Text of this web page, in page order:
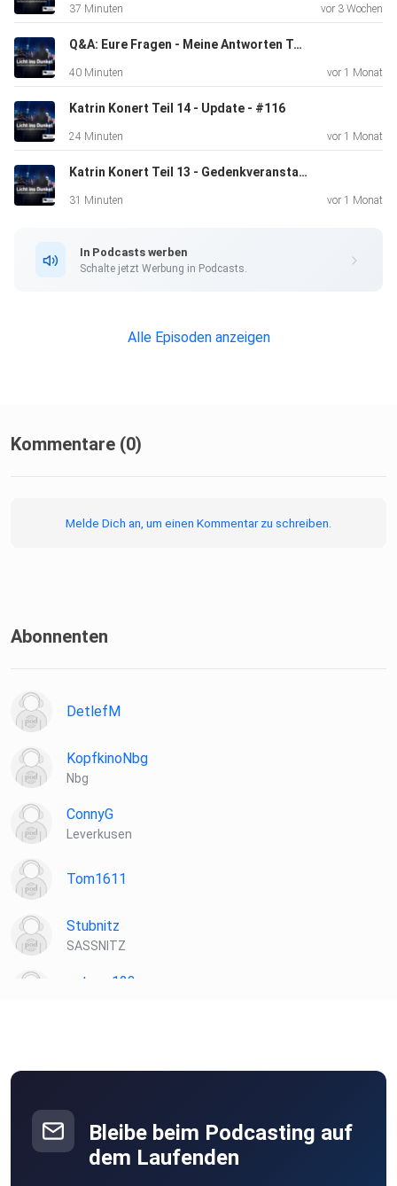
37 Minuten vor 3 Wochen
Q&A: Eure Fragen - Meine Antworten Teil 3
40 Minuten vor 1 Monat
Katrin Konert Teil 14 - Update - #116
24 Minuten vor 1 Monat
Katrin Konert Teil 13 - Gedenkveranstaltung - #115
31 Minuten vor 1 Monat
In Podcasts werben
Schalte jetzt Werbung in Podcasts.
Alle Episoden anzeigen
Kommentare (0)
Melde Dich an, um einen Kommentar zu schreiben.
Abonnenten
DetlefM
KopfkinoNbg
Nbg
ConnyG
Leverkusen
Tom1611
Stubnitz
SASSNITZ
extrem123
Siegen
Niggo86
Herschweiler-Pettersheim
Bleibe beim Podcasting auf
dem Laufenden